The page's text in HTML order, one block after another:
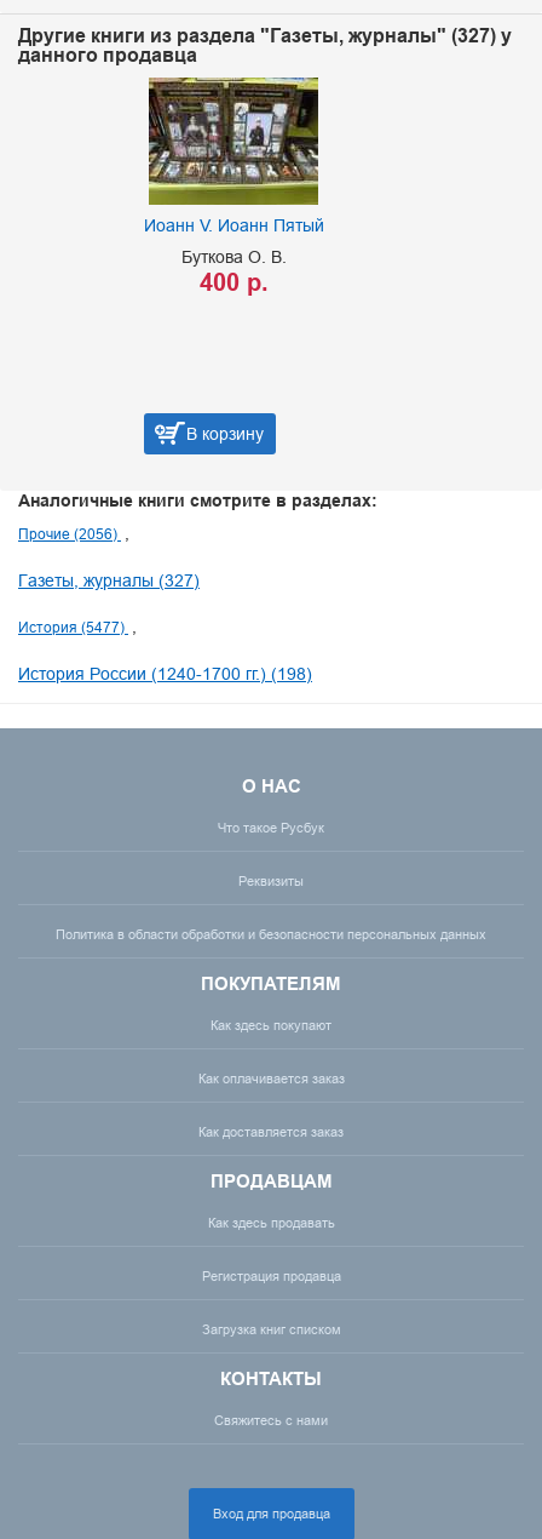
Другие книги из раздела "Газеты, журналы" (327) у
данного продавца
Иоанн V. Иоанн Пятый
Буткова О. В.
В корзину
Аналогичные книги смотрите в разделах:
Прочие (2056)
Газеты, журналы (327)
История (5477)
История России (1240-1700 гг.) (198)
О НАС
Что такое Русбук
Реквизиты
Политика в области обработки и безопасности персональных данных
ПОКУПАТЕЛЯМ
Как здесь покупают
Как оплачивается заказ
Как доставляется заказ
ПРОДАВЦАМ
Как здесь продавать
Регистрация продавца
Загрузка книг списком
КОНТАКТЫ
Свяжитесь с нами
Вход для продавца